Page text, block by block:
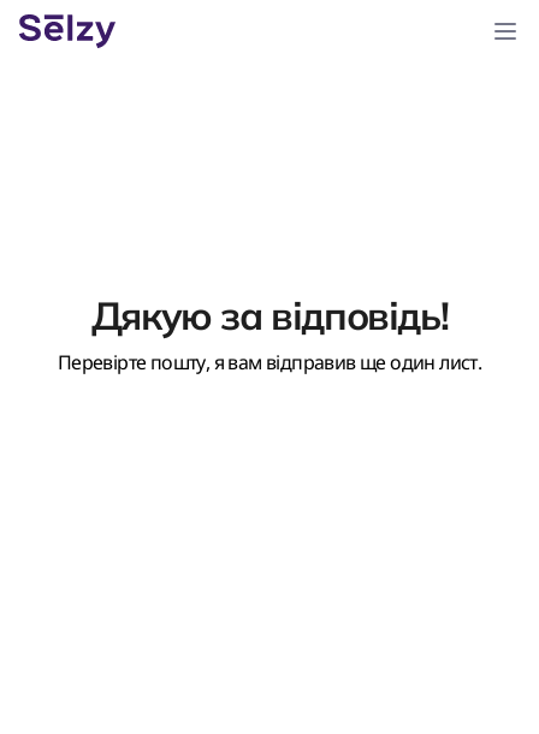
Дякую за відповідь!
Перевірте пошту, я вам відправив ще один лист.